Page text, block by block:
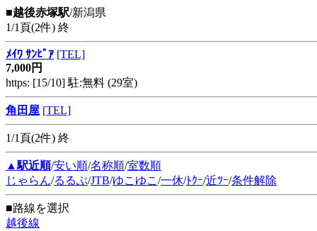
■越後赤塚駅/新潟県
1/1頁(2件) 終
ﾒｲﾜ ｻﾝﾋﾟｱ [TEL]
7,000円
https: [15/10] 駐:無料 (29室)
角田屋 [TEL]
1/1頁(2件) 終
▲駅近順/安い順/名称順/室数順
じゃらん/るるぶ/JTB/ゆこゆこ /一休/ﾄｸｰ/近ﾂｰ/条件解除
■路線を選択
越後線